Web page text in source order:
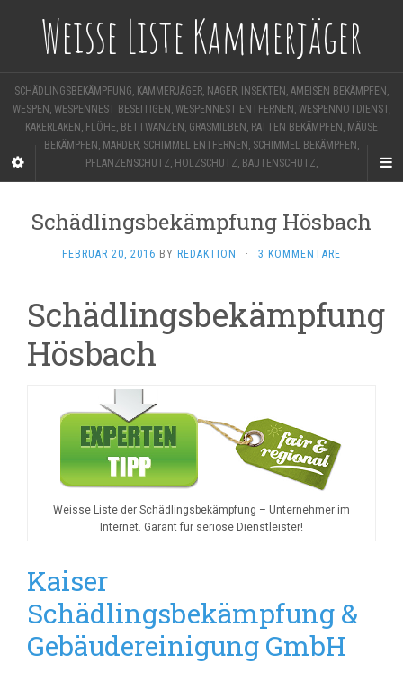
Weisse Liste Kammerjäger
SCHÄDLINGSBEKÄMPFUNG, KAMMERJÄGER, NAGER, INSEKTEN, AMEISEN BEKÄMPFEN,
WESPEN, WESPENNEST BESEITIGEN, WESPENNEST ENTFERNEN, WESPENNOTDIENST,
KAKERLAKEN, FLÖHE, BETTWANZEN, GRASMILBEN, RATTEN BEKÄMPFEN, MÄUSE
BEKÄMPFEN, MARDER, SCHIMMEL ENTFERNEN, SCHIMMEL BEKÄMPFEN,
PFLANZENSCHUTZ, HOLZSCHUTZ, BAUTENSCHUTZ,
Schädlingsbekämpfung Hösbach
FEBRUAR 20, 2016 BY REDAKTION · 3 KOMMENTARE
Schädlingsbekämpfung
Hösbach
Weisse Liste der Schädlingsbekämpfung – Unternehmer im
Internet. Garant für seriöse Dienstleister!
Kaiser
Schädlingsbekämpfung &
Gebäudereinigung GmbH